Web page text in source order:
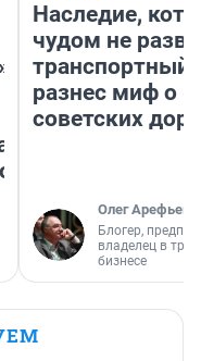
Наследие,
чудом не
транспортный
разнес миф о
советских
Олег Арефьев
Блогер,
владелец в
бизнесе